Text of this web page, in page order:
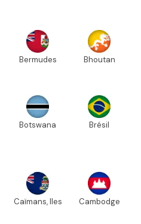
Bermudes Bhoutan
Botswana Brésil
Caïmans, Iles Cambodge